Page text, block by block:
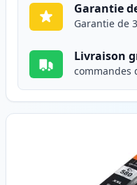
Garantie
Garantie de
Livraison
commandes